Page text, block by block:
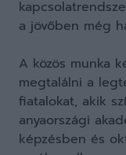
a jövőben még
A közös munka
megtalálni a
fiatalokat, akik
anyaországi
képzésben és